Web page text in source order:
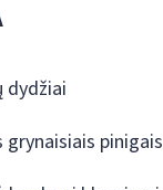
dydžiai
pinigais